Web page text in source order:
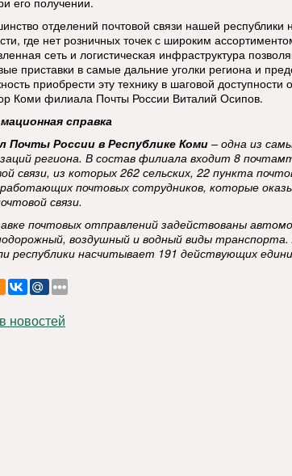
отделений почтовой связи нашей республики
где нет розничных точек с широким
сеть и логистическая инфраструктура
приставки в самые дальние уголки региона и
приобрести эту технику в шаговой
Коми филиала Почты России Виталий Осипов.
справка
Почты России в Республике Коми – одна из
региона. В состав филиала входит 8
связи, из которых 262 сельских, 22 пункта
почтовых сотрудников, которые
связи.
почтовых отправлений задействованы
воздушный и водный виды
республики насчитывает 191 действующих
новостей